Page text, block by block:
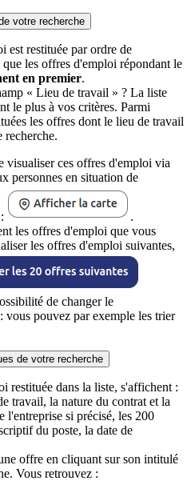
votre recherche
est restituée par ordre de
les offres d'emploi répondant le
en premier.
« Lieu de travail » ? La liste
le plus à vos critères. Parmi
les offres dont le lieu de travail
recherche.
visualiser ces offres d'emploi via
personnes en situation de
.
les offres d'emploi que vous
les offres d'emploi suivantes,
de changer le
vous pouvez par exemple les trier
de votre recherche
restituée dans la liste, s'affichent :
travail, la nature du contrat et la
l'entreprise si précisé, les 200
du poste, la date de
offre en cliquant sur son intitulé
Vous retrouvez :